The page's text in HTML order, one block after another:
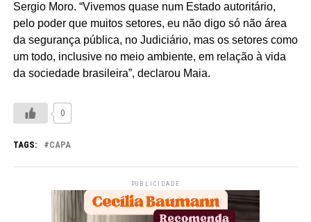
Sergio Moro. “Vivemos quase num Estado autoritário,
pelo poder que muitos setores, eu não digo só não área
da segurança pública, no Judiciário, mas os setores como
um todo, inclusive no meio ambiente, em relação à vida
da sociedade brasileira”, declarou Maia.
0
TAGS: CAPA
PUBLICIDADE